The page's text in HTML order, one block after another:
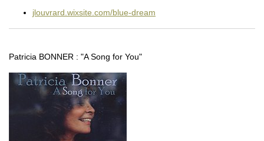
jlouvrard.wixsite.com/blue-dream
Patricia BONNER : "A Song for You"